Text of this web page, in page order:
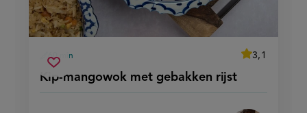
Kip-mangowok met gebakken rijst
voorbereidingstijd
60 min
average
3,1
Beoordeel
met
Sla
recept
kip-
mangowok
met